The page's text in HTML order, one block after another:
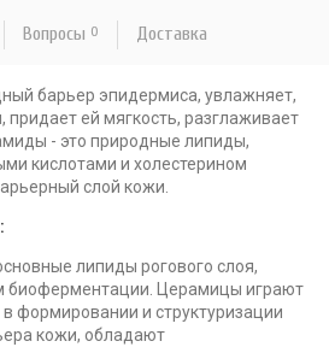
Вопросы 0 Доставка
барьер эпидермиса, увлажняет,
придает ей мягкость, разглаживает
- это природные липиды,
кислотами и холестерином
слой кожи.
липиды рогового слоя,
биоферментации. Церамицы играют
формировании и структуризации
кожи, обладают